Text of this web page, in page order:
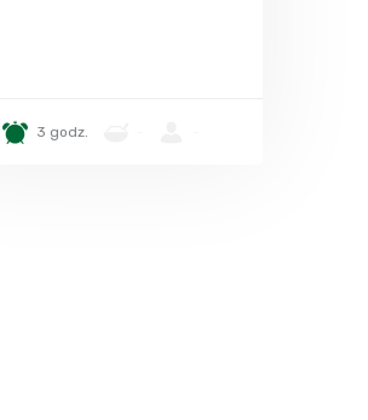
3 godz.